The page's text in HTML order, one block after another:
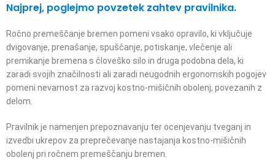
Najprej, poglejmo povzetek zahtev pravilnika.
Ročno premeščanje bremen pomeni vsako opravilo, ki vključuje
dvigovanje, prenašanje, spuščanje, potiskanje, vlečenje ali
premikanje bremena s človeško silo in druga podobna dela, ki
zaradi svojih značilnosti ali zaradi neugodnih ergonomskih pogojev
pomeni nevarnost za razvoj kostno-mišičnih obolenj, povezanih z
delom.
Pravilnik je namenjen prepoznavanju ter ocenjevanju tveganj in
izvedbi ukrepov za preprečevanje nastajanja kostno-mišičnih
obolenj pri ročnem premeščanju bremen.